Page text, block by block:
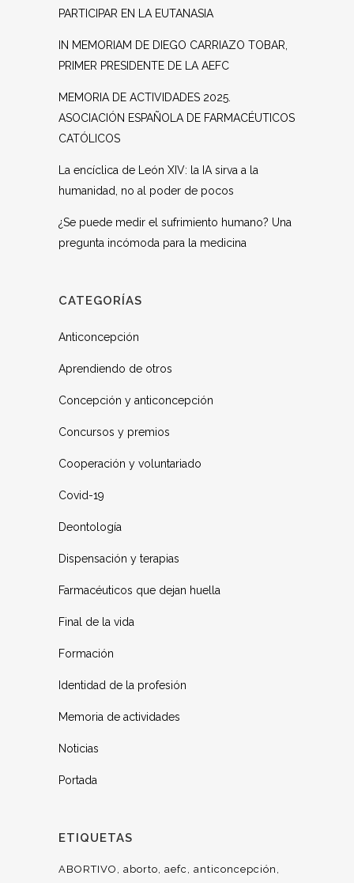
PARTICIPAR EN LA EUTANASIA
IN MEMORIAM DE DIEGO CARRIAZO TOBAR,
PRIMER PRESIDENTE DE LA AEFC
MEMORIA DE ACTIVIDADES 2025.
ASOCIACIÓN ESPAÑOLA DE FARMACÉUTICOS
CATÓLICOS
La encíclica de León XIV: la IA sirva a la
humanidad, no al poder de pocos
¿Se puede medir el sufrimiento humano? Una
pregunta incómoda para la medicina
CATEGORÍAS
Anticoncepción
Aprendiendo de otros
Concepción y anticoncepción
Concursos y premios
Cooperación y voluntariado
Covid-19
Deontología
Dispensación y terapias
Farmacéuticos que dejan huella
Final de la vida
Formación
Identidad de la profesión
Memoria de actividades
Noticias
Portada
ETIQUETAS
ABORTIVO aborto aefc
anticoncepción